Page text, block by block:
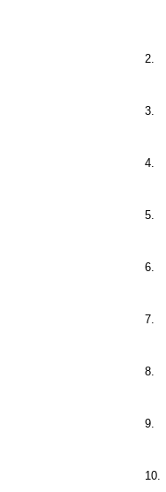
2.
3.
4.
5.
6.
7.
8.
9.
10.